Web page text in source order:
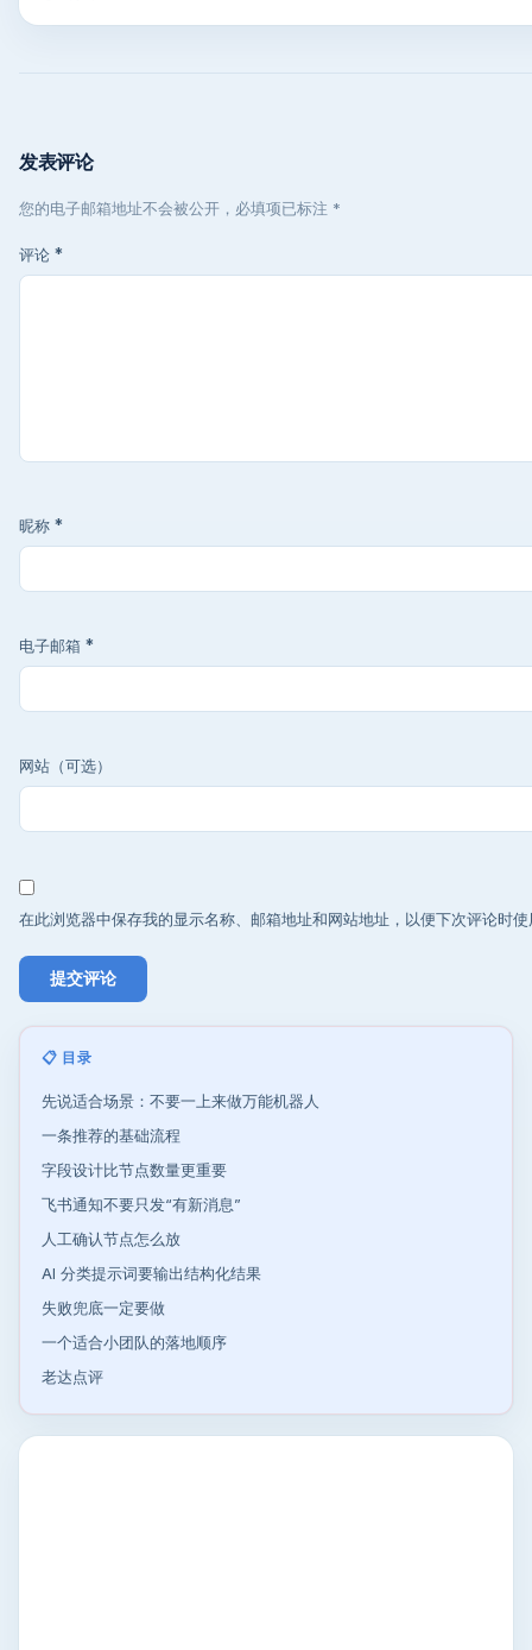
发表评论
您的电子邮箱地址不会被公开，必填项已标注 *
评论 *
昵称 *
电子邮箱 *
网站（可选）
在此浏览器中保存我的显示名称、邮箱地址和网站地址，以便下次评论时使
📋 目录
先说适合场景：不要一上来做万能机器人
一条推荐的基础流程
字段设计比节点数量更重要
飞书通知不要只发“有新消息”
人工确认节点怎么放
AI 分类提示词要输出结构化结果
失败兜底一定要做
一个适合小团队的落地顺序
老达点评